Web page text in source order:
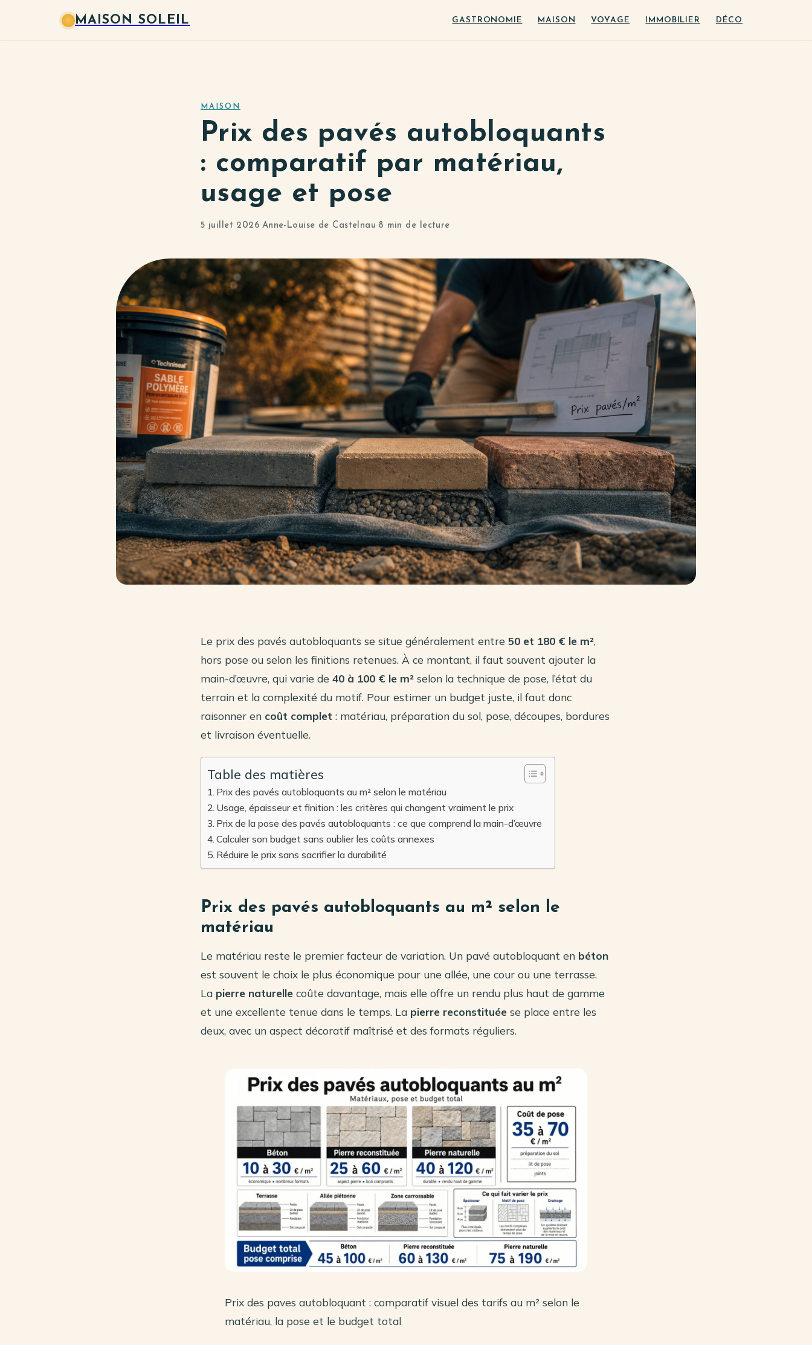
MAISON SOLEIL GASTRONOMIE MAISON VOYAGE IMMOBILIER DÉCO
MAISON
Prix des pavés autobloquants
: comparatif par matériau,
usage et pose
5 juillet 2026·Anne-Louise de Castelnau·8 min de lecture
Le prix des pavés autobloquants se situe généralement entre 50 et 180 € le m²,
hors pose ou selon les finitions retenues. À ce montant, il faut souvent ajouter la
main-d’œuvre, qui varie de 40 à 100 € le m² selon la technique de pose, l’état du
terrain et la complexité du motif. Pour estimer un budget juste, il faut donc
raisonner en coût complet : matériau, préparation du sol, pose, découpes, bordures
et livraison éventuelle.
Table des matières
Prix des pavés autobloquants au m² selon le matériau
Usage, épaisseur et finition : les critères qui changent vraiment le prix
Prix de la pose des pavés autobloquants : ce que comprend la main-d’œuvre
Calculer son budget sans oublier les coûts annexes
Réduire le prix sans sacrifier la durabilité
Prix des pavés autobloquants au m² selon le
matériau
Le matériau reste le premier facteur de variation. Un pavé autobloquant en béton
est souvent le choix le plus économique pour une allée, une cour ou une terrasse.
La pierre naturelle coûte davantage, mais elle offre un rendu plus haut de gamme
et une excellente tenue dans le temps. La pierre reconstituée se place entre les
deux, avec un aspect décoratif maîtrisé et des formats réguliers.
Prix des paves autobloquant : comparatif visuel des tarifs au m² selon le
matériau, la pose et le budget total